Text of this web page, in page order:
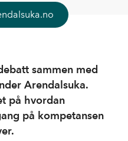
sammen med
Arendalsuka.
på hvordan
på kompetansen